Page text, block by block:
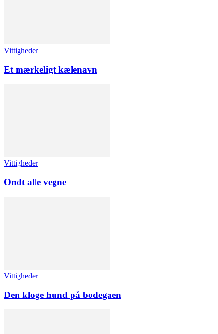
Vittigheder
Et mærkeligt kælenavn
Vittigheder
Ondt alle vegne
Vittigheder
Den kloge hund på bodegaen